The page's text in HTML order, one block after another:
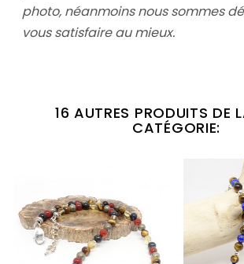
photo, néanmoins nous sommes
vous satisfaire au mieux.
16 AUTRES PRODUITS DE
CATÉGORIE: